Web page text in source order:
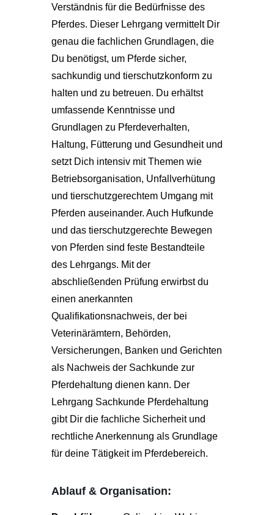
Verständnis für die Bedürfnisse des
Pferdes. Dieser Lehrgang vermittelt Dir
genau die fachlichen Grundlagen, die
Du benötigst, um Pferde sicher,
sachkundig und tierschutzkonform zu
halten und zu betreuen. Du erhältst
umfassende Kenntnisse und
Grundlagen zu Pferdeverhalten,
Haltung, Fütterung und Gesundheit und
setzt Dich intensiv mit Themen wie
Betriebsorganisation, Unfallverhütung
und tierschutzgerechtem Umgang mit
Pferden auseinander. Auch Hufkunde
und das tierschutzgerechte Bewegen
von Pferden sind feste Bestandteile
des Lehrgangs. Mit der
abschließenden Prüfung erwirbst du
einen anerkannten
Qualifikationsnachweis, der bei
Veterinärämtern, Behörden,
Versicherungen, Banken und Gerichten
als Nachweis der Sachkunde zur
Pferdehaltung dienen kann. Der
Lehrgang Sachkunde Pferdehaltung
gibt Dir die fachliche Sicherheit und
rechtliche Anerkennung als Grundlage
für deine Tätigkeit im Pferdebereich.
Ablauf & Organisation: